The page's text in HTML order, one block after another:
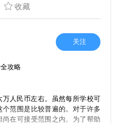
一个详细的财务计划，包括学
，随着生活水平的提升，刚到
济环境，预算更应该合理，以
中非常重要的一环。无论是选
考虑到地点、租金和交通等多
，可以让你更容易地适应新的生
元每月。如果租住学校宿舍，
都不能忽视。一般来说，每个
是基本的开支，视个人情况而
，但前提是你需要有足够的日语
解生活压力，但也要留意影响
收藏
关注
攻略
万人民币左右。虽然每所学校可
范围是比较普遍的。对于许多
在可接受范围之内。为了帮助